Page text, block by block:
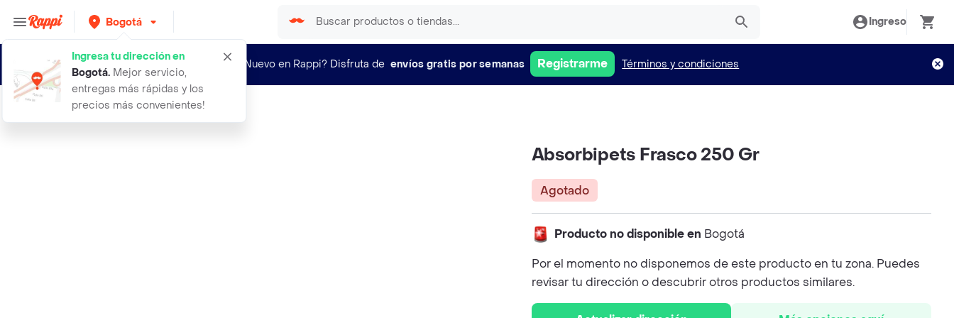
Bogotá
Ingresa tu dirección en
Bogotá. Mejor servicio,
entregas más rápidas y los
precios más convenientes!
Ingreso
¿Nuevo en Rappi? Disfruta de envíos gratis por semanas Registrarme Términos y condiciones
absorbipets frasco 250 gr
Absorbipets Frasco 250 Gr
Agotado
Producto no disponible en Bogotá
Por el momento no disponemos de este producto en tu zona. Puedes
revisar tu dirección o descubrir otros productos similares.